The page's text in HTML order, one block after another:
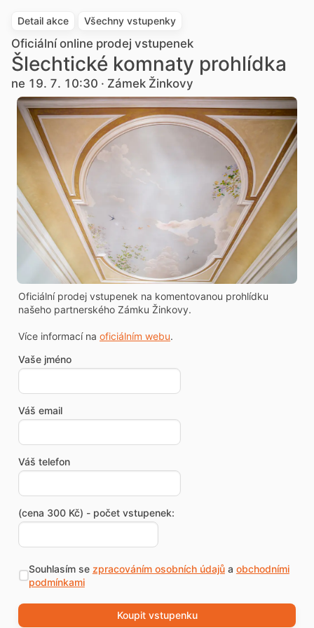
Detail akce Všechny vstupenky
Oficiální online prodej vstupenek
Šlechtické komnaty prohlídka
ne 19. 7. 10:30 · Zámek Žinkovy
Oficiální prodej vstupenek na komentovanou prohlídku
našeho partnerského Zámku Žinkovy.
Více informací na oficiálním webu.
Vaše jméno
Váš email
Váš telefon
(cena 300 Kč) - počet vstupenek:
Souhlasím se zpracováním osobních údajůa obchodními
podmínkami
Koupit vstupenku